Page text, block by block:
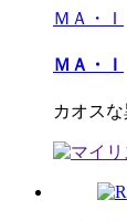
ＭＡ・Ｉ
ＭＡ・Ｉ
カオス